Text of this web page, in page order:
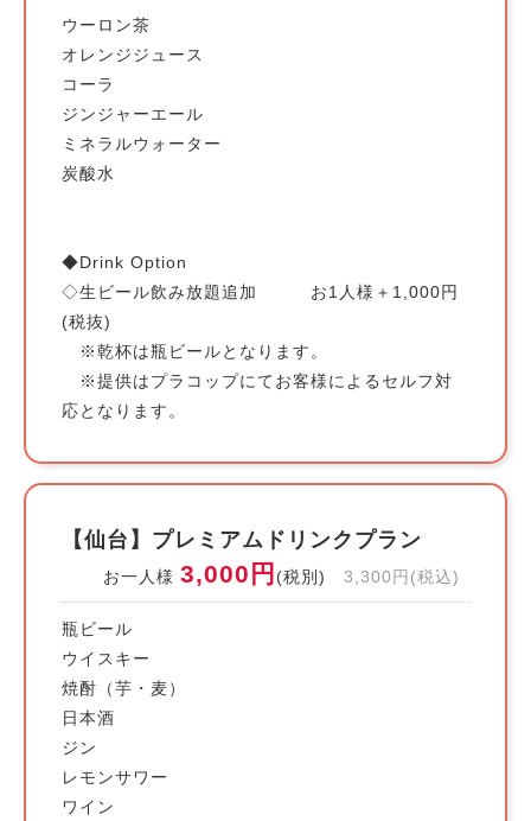
ウーロン茶
オレンジジュース
コーラ
ジンジャーエール
ミネラルウォーター
炭酸水
◆Drink Option
◇生ビール飲み放題追加 お1人様＋1,000円
(税抜)
※乾杯は瓶ビールとなります。
※提供はプラコップにてお客様によるセルフ対
応となります。
【仙台】プレミアムドリンクプラン
お一人様 3,000円 (税別) 3,300円(税込)
瓶ビール
ウイスキー
焼酎（芋・麦）
日本酒
ジン
レモンサワー
ワイン